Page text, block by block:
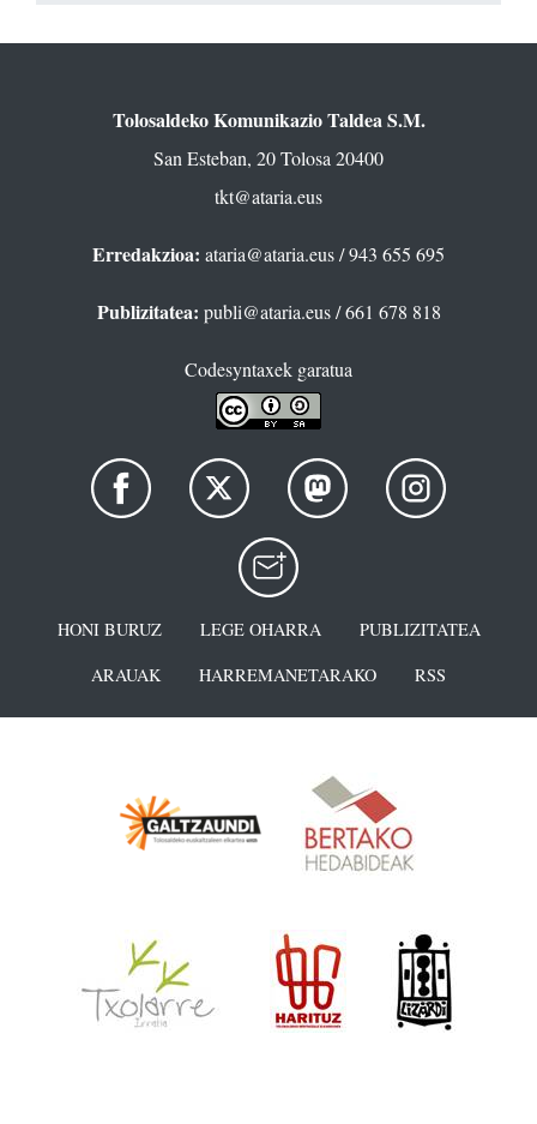
Tolosaldeko Komunikazio Taldea S.M.
San Esteban, 20 Tolosa 20400
tkt@ataria.eus
Erredakzioa: ataria@ataria.eus/ 943 655 695
Publizitatea: publi@ataria.eus/ 661 678 818
Codesyntaxek garatua
HONI BURUZ LEGE OHARRA
PUBLIZITATEA
ARAUAK
HARREMANETARAKO RSS